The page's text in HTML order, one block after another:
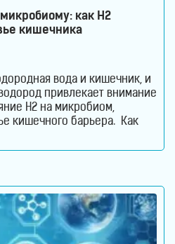
как H2
кишечника
вода и кишечник, и
привлекает внимание
H2 на микробиом,
кишечного барьера. Как
считаться органом,
Именно здесь